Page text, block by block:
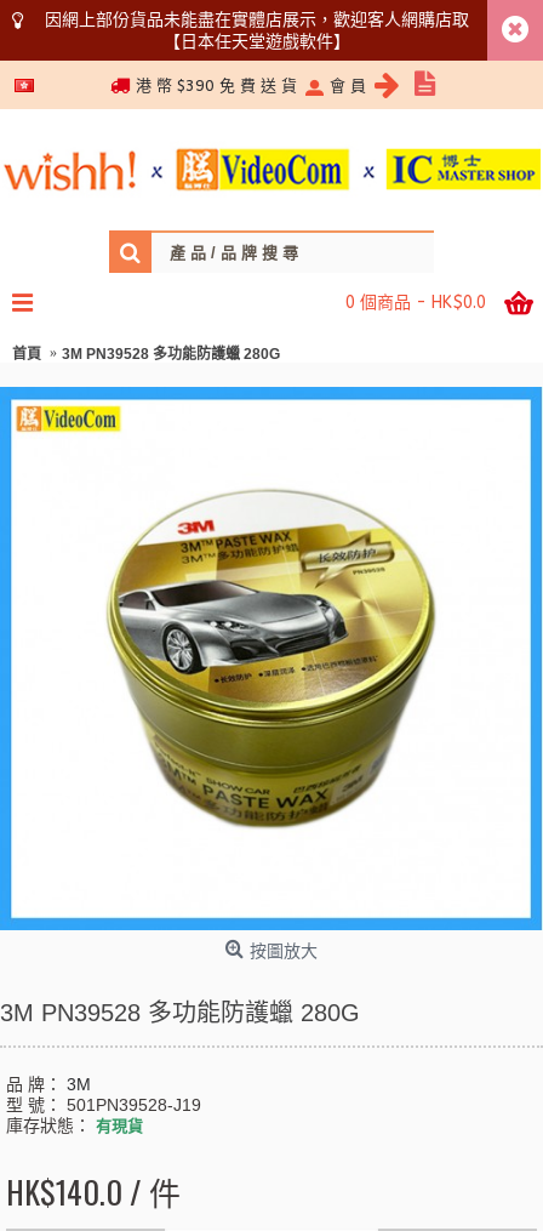
因網上部份貨品未能盡在實體店展示，歡迎客人網購店取
【日本任天堂遊戲軟件】
5366 1340
港 幣 $390 免 費 送 貨 會 員
0 個商品 - HK$0.0
首頁 3M PN39528 多功能防護蠟 280G
按圖放大
3M PN39528 多功能防護蠟 280G
品 牌： 3M
型 號： 501PN39528-J19
庫存狀態： 有現貨
HK$140.0 / 件